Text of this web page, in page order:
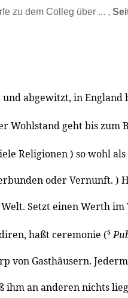
zu dem Colleg über ... ,
abgewitzt, in England
Wohlstand geht bis zum
Religionen ) so wohl
oder Vernunft. )
Setzt einen Werth
haßt ceremonie (s
von Gasthäusern.
ihm an anderen nichts